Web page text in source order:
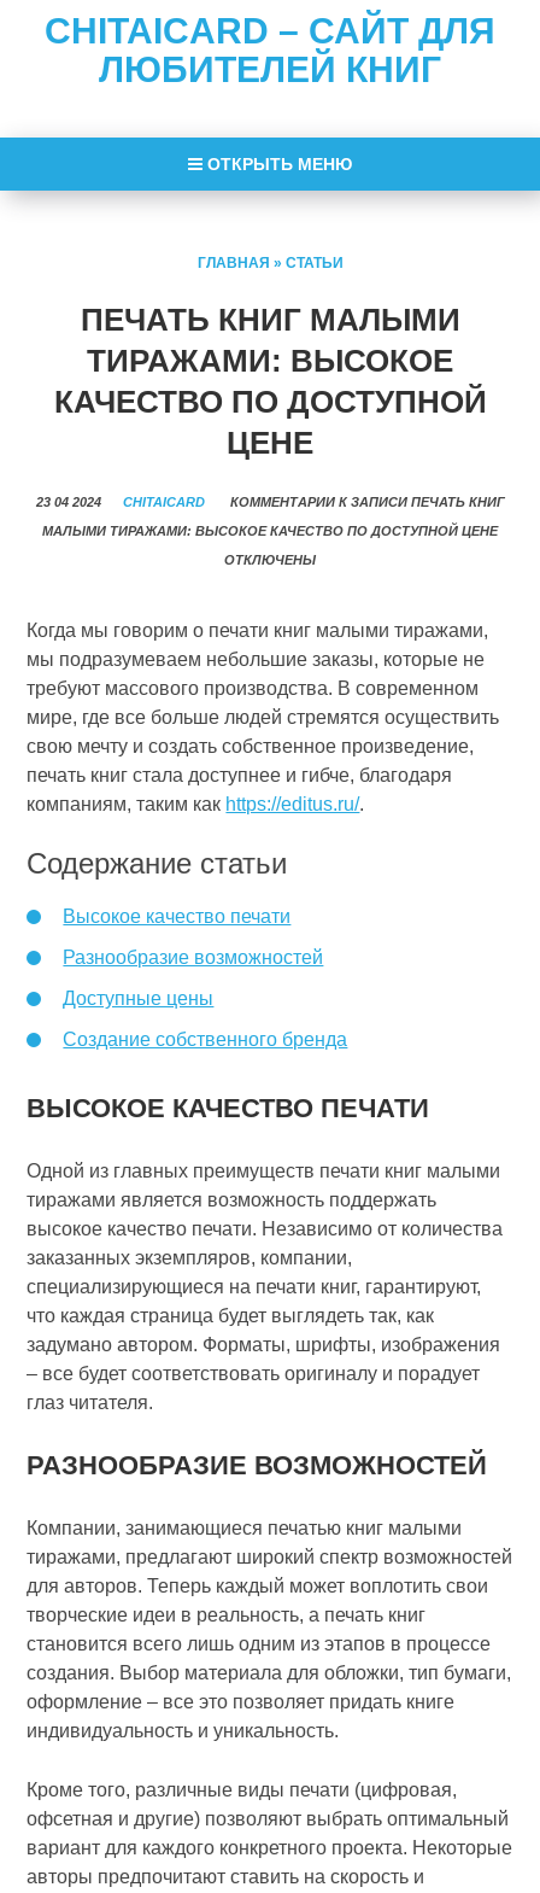
CHITAICARD – САЙТ ДЛЯ
ЛЮБИТЕЛЕЙ КНИГ
ОТКРЫТЬ МЕНЮ
ГЛАВНАЯ » СТАТЬИ
ПЕЧАТЬ КНИГ МАЛЫМИ
ТИРАЖАМИ: ВЫСОКОЕ
КАЧЕСТВО ПО ДОСТУПНОЙ
ЦЕНЕ
23 04 2024 CHITAICARD КОММЕНТАРИИК ЗАПИСИ ПЕЧАТЬ КНИГ
МАЛЫМИ ТИРАЖАМИ: ВЫСОКОЕ КАЧЕСТВО ПО ДОСТУПНОЙ ЦЕНЕ
ОТКЛЮЧЕНЫ
Когда мы говорим о печати книг малыми тиражами,
мы подразумеваем небольшие заказы, которые не
требуют массового производства. В современном
мире, где все больше людей стремятся осуществить
свою мечту и создать собственное произведение,
печать книг стала доступнее и гибче, благодаря
компаниям, таким как https://editus.ru/.
Содержание статьи
Высокое качество печати
Разнообразие возможностей
Доступные цены
Создание собственного бренда
ВЫСОКОЕ КАЧЕСТВО ПЕЧАТИ
Одной из главных преимуществ печати книг малыми
тиражами является возможность поддержать
высокое качество печати. Независимо от количества
заказанных экземпляров, компании,
специализирующиеся на печати книг, гарантируют,
что каждая страница будет выглядеть так, как
задумано автором. Форматы, шрифты, изображения
– все будет соответствовать оригиналу и порадует
глаз читателя.
РАЗНООБРАЗИЕ ВОЗМОЖНОСТЕЙ
Компании, занимающиеся печатью книг малыми
тиражами, предлагают широкий спектр возможностей
для авторов. Теперь каждый может воплотить свои
творческие идеи в реальность, а печать книг
становится всего лишь одним из этапов в процессе
создания. Выбор материала для обложки, тип бумаги,
оформление – все это позволяет придать книге
индивидуальность и уникальность.
Кроме того, различные виды печати (цифровая,
офсетная и другие) позволяют выбрать оптимальный
вариант для каждого конкретного проекта. Некоторые
авторы предпочитают ставить на скорость и